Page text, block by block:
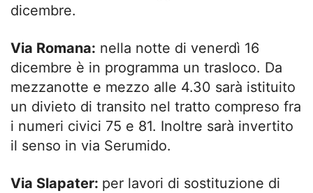
dicembre.
Via Romana: nella notte di venerdì 16
dicembre è in programma un trasloco. Da
mezzanotte e mezzo alle 4.30 sarà istituito
un divieto di transito nel tratto compreso fra
i numeri civici 75 e 81. Inoltre sarà invertito
il senso in via Serumido.
Via Slapater: per lavori di sostituzione di